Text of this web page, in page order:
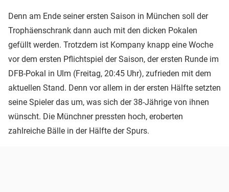
Denn am Ende seiner ersten Saison in München soll der
Trophäenschrank dann auch mit den dicken Pokalen
gefüllt werden. Trotzdem ist Kompany knapp eine Woche
vor dem ersten Pflichtspiel der Saison, der ersten Runde im
DFB-Pokal in Ulm (Freitag, 20:45 Uhr), zufrieden mit dem
aktuellen Stand. Denn vor allem in der ersten Hälfte setzten
seine Spieler das um, was sich der 38-Jährige von ihnen
wünscht. Die Münchner pressten hoch, eroberten
zahlreiche Bälle in der Hälfte der Spurs.